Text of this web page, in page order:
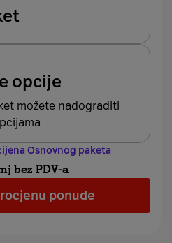
opcije
možete nadograditi
Osnovnog paketa
bez PDV-a
ponude